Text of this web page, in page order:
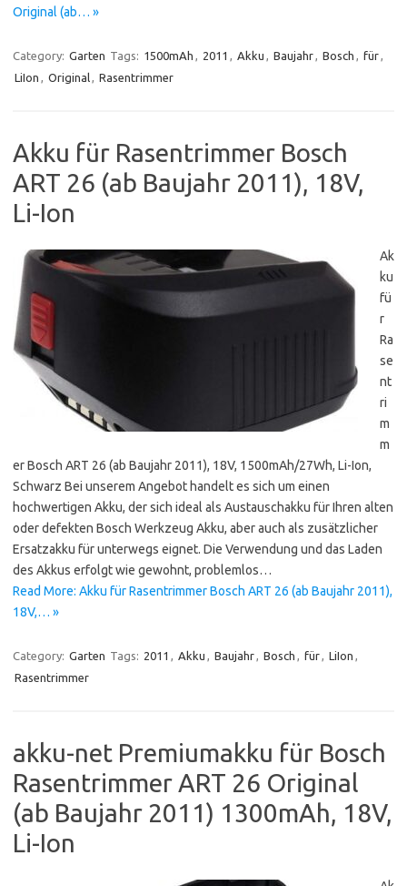
Original (ab… »
Category: Garten Tags: 1500mAh , 2011 , Akku , Baujahr, Bosch , für,
LiIon , Original, Rasentrimmer
Akku für Rasentrimmer Bosch
ART 26 (ab Baujahr 2011), 18V,
Li-Ion
Ak
ku
fü
r
Ra
se
nt
ri
m
m
er Bosch ART 26 (ab Baujahr 2011), 18V, 1500mAh/27Wh, Li-Ion,
Schwarz Bei unserem Angebot handelt es sich um einen
hochwertigen Akku, der sich ideal als Austauschakku für Ihren alten
oder defekten Bosch Werkzeug Akku, aber auch als zusätzlicher
Ersatzakku für unterwegs eignet. Die Verwendung und das Laden
des Akkus erfolgt wie gewohnt, problemlos…
Read More: Akku für Rasentrimmer Bosch ART 26 (ab Baujahr 2011),
18V,… »
Category: Garten Tags: 2011 , Akku , Baujahr, Bosch , für, LiIon ,
Rasentrimmer
akku-net Premiumakku für Bosch
Rasentrimmer ART 26 Original
(ab Baujahr 2011) 1300mAh, 18V,
Li-Ion